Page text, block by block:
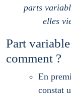
parts
elles
Part
comment ?
En
constat